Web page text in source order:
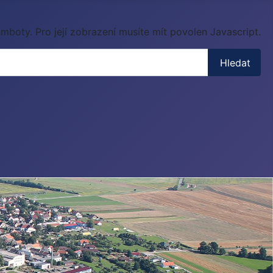
Pro její zobrazení musíte mít povolen Javascript.
Hledat